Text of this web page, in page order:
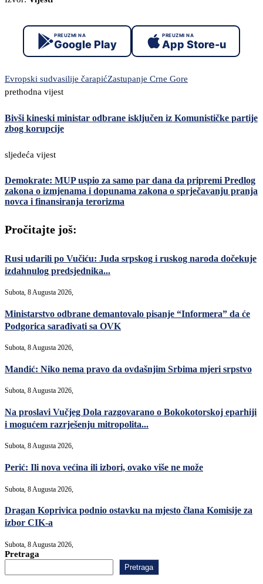
PREUZMI NA
Google Play
PREUZMI NA
App Store-u
Evropski sudvasilije čarapićZastupanje Crne Gore
prethodna vijest
Bivši kineski ministar odbrane isključen iz Komunističke partije
zbog korupcije
sljedeća vijest
Demokrate: MUP uspio za samo par dana da pripremi Predlog
zakona o izmjenama i dopunama zakona o sprječavanju pranja
novca i finansiranja terorizma
Pročitajte još:
Rusi udarili po Vučiću: Juda srpskog i ruskog naroda dočekuje
izdahnulog predsjednika...
Subota, 8 Augusta 2026,
Ministarstvo odbrane demantovalo pisanje “Informera” da će
Podgorica sarađivati sa OVK
Subota, 8 Augusta 2026,
Mandić: Niko nema pravo da ovdašnjim Srbima mjeri srpstvo
Subota, 8 Augusta 2026,
Na proslavi Vučjeg Dola razgovarano o Bokokotorskoj eparhiji
i mogućem razrješenju mitropolita...
Subota, 8 Augusta 2026,
Perić: Ili nova većina ili izbori, ovako više ne može
Subota, 8 Augusta 2026,
Dragan Koprivica podnio ostavku na mjesto člana Komisije za
izbor CIK-a
Subota, 8 Augusta 2026,
Pretraga
Pretraga